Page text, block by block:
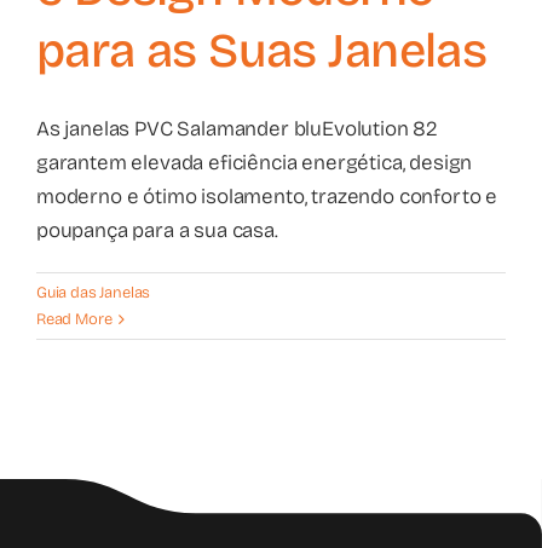
para as Suas Janelas
As janelas PVC Salamander bluEvolution 82
garantem elevada eficiência energética, design
moderno e ótimo isolamento, trazendo conforto e
poupança para a sua casa.
Guia das Janelas
Read More